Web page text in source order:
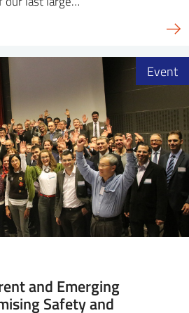
and Emerging
Safety and
Event